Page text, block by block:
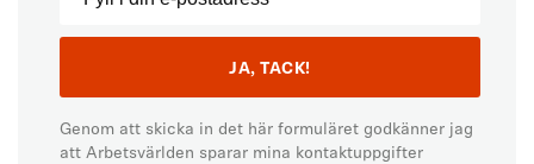
Genom att skicka in det här formuläret godkänner jag
att Arbetsvärlden sparar mina kontaktuppgifter